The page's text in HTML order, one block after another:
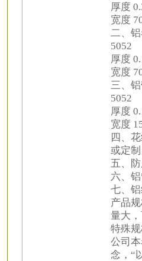
厚度
宽度
二、
5052
厚度
宽度
三、
5052
厚度
宽度
四、
或定
五、
六、
七、
产品
量大
特殊
公司
念，“